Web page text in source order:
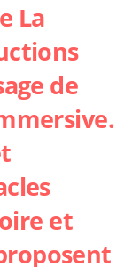
La
de
et